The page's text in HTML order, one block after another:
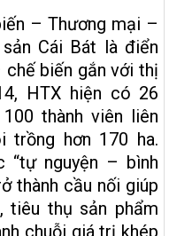
– Thương mại –
Cái Bát là điển
chế biến gắn với thị
HTX hiện có 26
thành viên liên
trồng hơn 170 ha.
“tự nguyện – bình
thành cầu nối giúp
tiêu thụ sản phẩm
chuỗi giá trị khép